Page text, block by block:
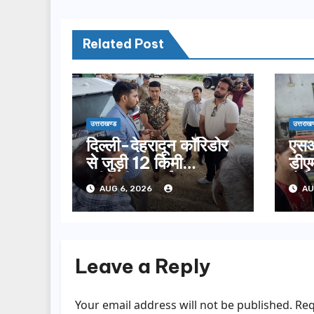
Related Post
उत्तराखण्ड
दिल्ली-देहरादून कॉरिडोर
से जुड़ी 12 किमी
ग्रीनफील्ड बाईपास का
डीएम ने किया निरीक्षण…
AUG 6, 2026
Leave a Reply
Your email address will not be published.